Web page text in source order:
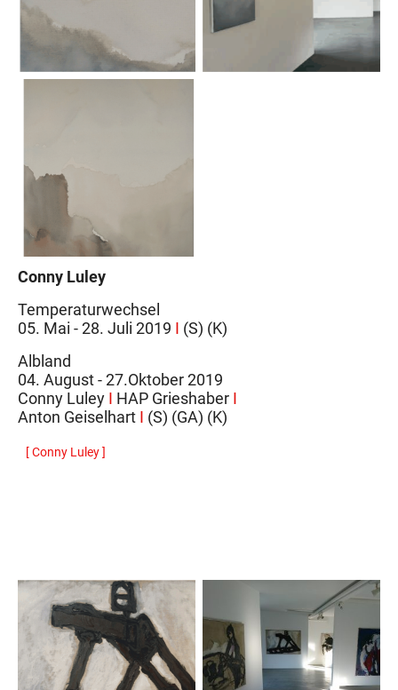
Conny Luley
Temperaturwechsel
05. Mai - 28. Juli 2019 I (S) (K)
Albland
04. August - 27.Oktober 2019
Conny Luley I HAP Grieshaber I
Anton Geiselhart I (S) (GA) (K)
[ Conny Luley ]